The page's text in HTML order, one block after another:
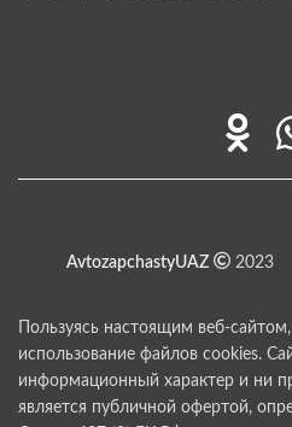
AvtozapchastyUAZ 2023
Пользуясь настоящим веб-
использование файлов cookies.
информационный характер и ни
является публичной офертой,